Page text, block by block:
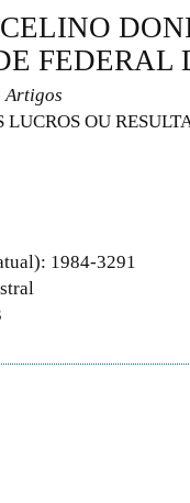
FEDERAL
Artigos
LUCROS OU
1984-3291